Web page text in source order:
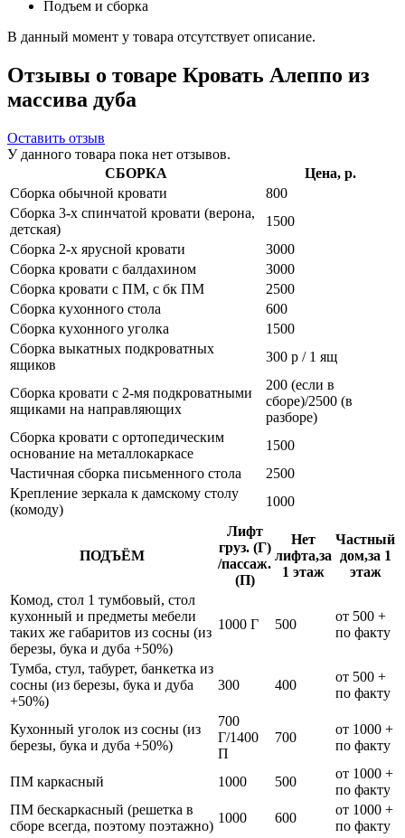
Подъем и сборка
В данный момент у товара отсутствует описание.
Отзывы о товаре Кровать Алеппо из
массива дуба
Оставить отзыв
У данного товара пока нет отзывов.
СБОРКА
Цена, р.
Сборка обычной кровати
800
Сборка 3-х спинчатой кровати (верона,
детская)
1500
Сборка 2-х ярусной кровати
3000
Сборка кровати с балдахином
3000
Сборка кровати с ПМ, с бк ПМ
2500
Сборка кухонного стола
600
Сборка кухонного уголка
1500
Сборка выкатных подкроватных
ящиков
300 р / 1 ящ
Сборка кровати с 2-мя подкроватными
ящиками на направляющих
200 (если в
сборе)/2500 (в
разборе)
Сборка кровати с ортопедическим
основание на металлокаркасе
1500
Частичная сборка письменного стола
2500
Крепление зеркала к дамскому столу
(комоду)
1000
ПОДЪЁМ
Лифт
груз. (Г)
/пассаж.
(П)
Нет
лифта,за
1 этаж
Частный
дом,за 1
этаж
Комод, стол 1 тумбовый, стол
кухонный и предметы мебели
таких же габаритов из сосны (из
березы, бука и дуба +50%)
1000 Г 500
от 500 +
по факту
Тумба, стул, табурет, банкетка из
сосны (из березы, бука и дуба
+50%)
300 400
от 500 +
по факту
Кухонный уголок из сосны (из
березы, бука и дуба +50%)
700
Г/1400
П
700
от 1000 +
по факту
ПМ каркасный 1000 500
от 1000 +
по факту
ПМ бескаркасный (решетка в
сборе всегда, поэтому поэтажно)
1000 600
от 1000 +
по факту